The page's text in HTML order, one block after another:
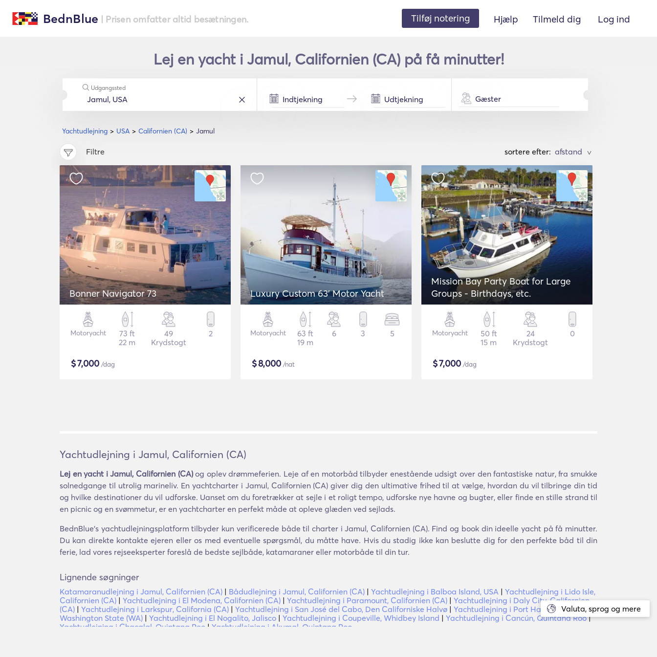
BednBlue | Prisen omfatter altid besætningen. Tilføj notering Hjælp Tilmeld dig Log ind
Lej en yacht i Jamul, Californien (CA) på få minutter!
Yachtudlejning USA Californien (CA) Jamul
Udgangssted
Gæster
Filtre sortere efter: >
Bonner Navigator 73
Motoryacht
73 ft
22 m
49
Krydstogt
2
$7,000 /dag
Luxury Custom 63' Motor Yacht
Motoryacht
63 ft
19 m
6 3 5
$8,000 /nat
Mission Bay Party Boat for Large
Groups - Birthdays, etc.
Motoryacht
50 ft
15 m
24
Krydstogt
0
$7,000 /dag
Valuta, sprog og mere
Yachtudlejning i Jamul, Californien (CA)
Lej en yacht i Jamul, Californien (CA)og oplev drømmeferien. Leje af en motorbåd tilbyder enestående udsigt over den fantastiske natur, fra smukke
solnedgange til utrolig marineliv. En yachtcharter i Jamul, Californien (CA) giver dig den ultimative frihed til at vælge, hvordan du vil tilbringe din tid
og hvilke destinationer du vil udforske. Uanset om du foretrækker at sejle i et roligt tempo, udforske nye havne og bugter, eller finde en stille strand til
en picnic og en svømmetur, er en yachtcharter en perfekt måde at opleve glæden ved sejlads.
BednBlue's yachtudlejningsplatform tilbyder kun verificerede både til charter i Jamul, Californien (CA). Find og book din ideelle yacht på få minutter.
Du kan direkte kontakte ejeren eller os med eventuelle spørgsmål, du måtte have. Hvis du stadig ikke kan beslutte dig for den perfekte båd til din
ferie, lad vores rejseeksperter foreslå de bedste sejlbåde, katamaraner eller motorbåde til din tur.
Lignende søgninger
Katamaranudlejning i Jamul, Californien (CA) | Bådudlejning i Jamul, Californien (CA) | Yachtudlejning i Balboa Island, USA | Yachtudlejning i Lido Isle,
Californien (CA) | Yachtudlejning i El Modena, Californien (CA) | Yachtudlejning i Paramount, Californien (CA) | Yachtudlejning i Daly City, Californien
(CA) | Yachtudlejning i Larkspur, California (CA) | Yachtudlejning i San José del Cabo, Den Californiske Halvø | Yachtudlejning i Port Hadlock,
Washington State (WA) | Yachtudlejning i El Nogalito, Jalisco | Yachtudlejning i Coupeville, Whidbey Island | Yachtudlejning i Cancún, Quintana Roo|
Yachtudlejning i Chacalal, Quintana Roo | Yachtudlejning i Akumal, Quintana Roo